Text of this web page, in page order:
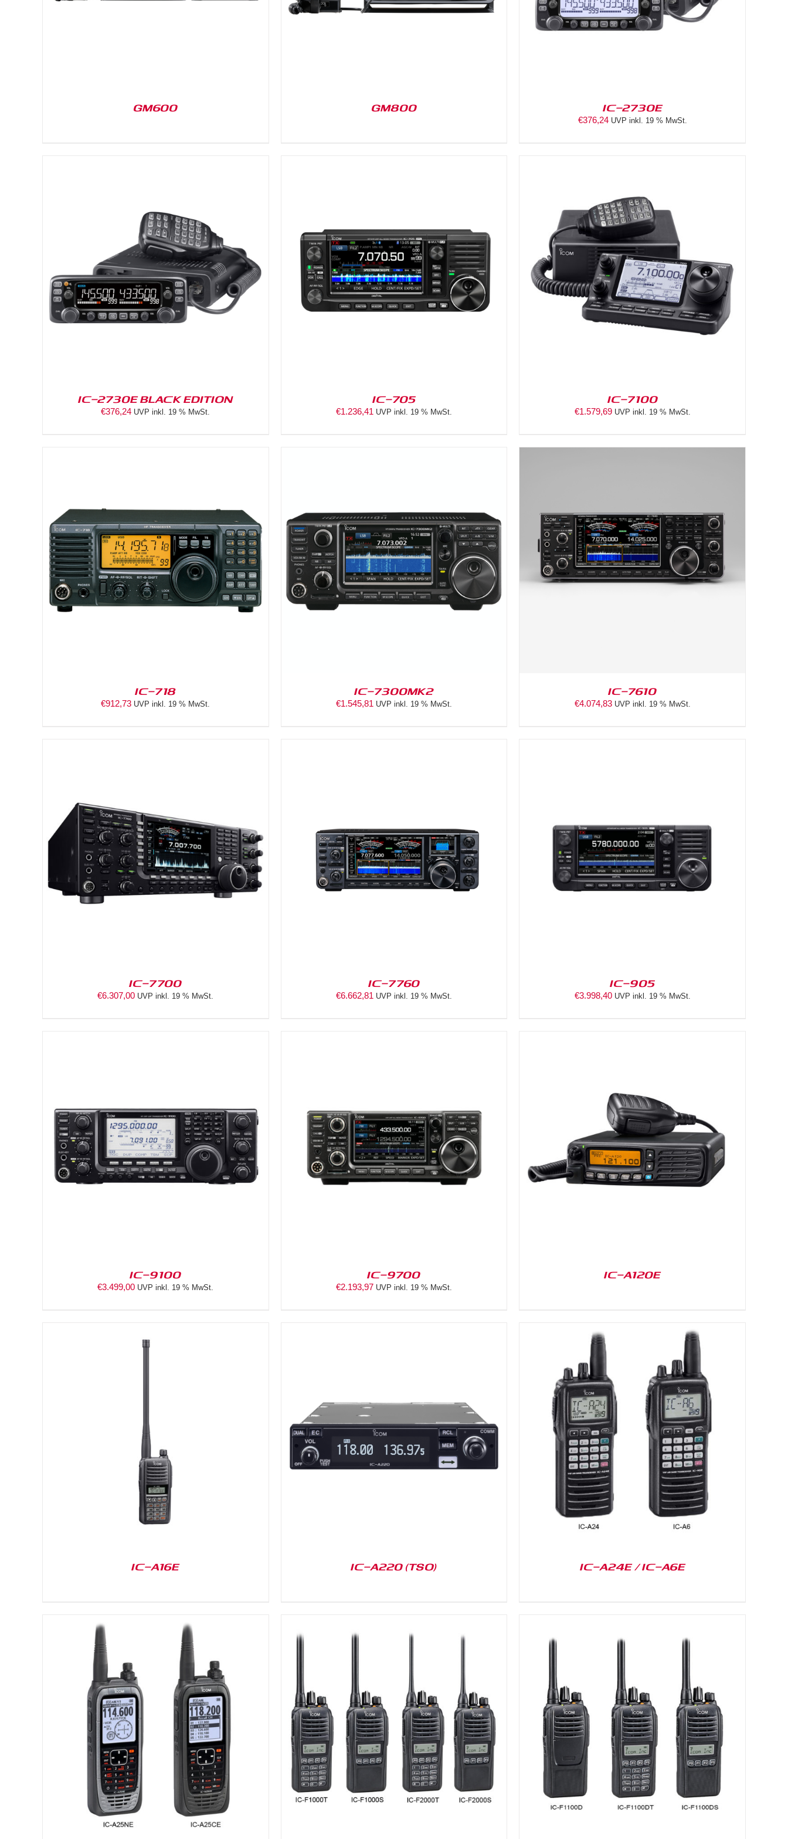
GM600 GM800 IC-2730E
€376,24 UVP inkl. 19 % MwSt.
IC-2730E BLACK EDITION
€376,24 UVP inkl. 19 % MwSt.
DETAILS
IC-705
€1.236,41 UVP inkl. 19 % MwSt.
DETAILS
IC-7100
€1.579,69 UVP inkl. 19 % MwSt.
IC-718
€912,73 UVP inkl. 19 % MwSt.
IN DEN WARENKORB / DETAILS
IC-7300MK2
€1.545,81 UVP inkl. 19 % MwSt.
DETAILS
IC-7610
€4.074,83 UVP inkl. 19 % MwSt.
IC-7700
€6.307,00 UVP inkl. 19 % MwSt.
DETAILS
IC-7760
€6.662,81 UVP inkl. 19 % MwSt.
DETAILS
IC-905
€3.998,40 UVP inkl. 19 % MwSt.
IC-9100
€3.499,00 UVP inkl. 19 % MwSt.
DETAILS
IC-9700
€2.193,97 UVP inkl. 19 % MwSt.
DETAILS
IC-A120E
IC-A16E IC-A220 (TSO) IC-A24E / IC-A6E
DETAILS DETAILS